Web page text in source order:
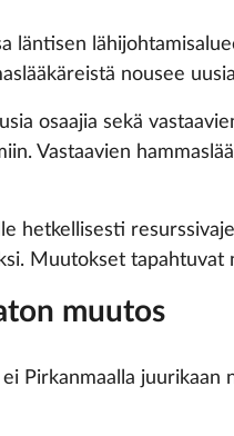
läntisen
nousee
osaajia sekä
Vastaavien
hetkellisesti
Muutokset tapahtuvat
muutos
Pirkanmaalla juurikaan